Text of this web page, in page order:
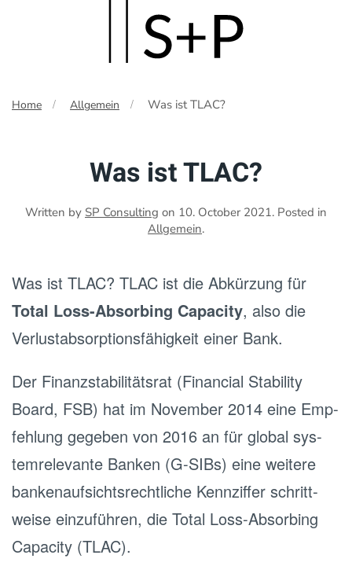
main
content
Home Allgemein Was ist TLAC?
Was ist TLAC?
Written by SP Consulting on 10. October 2021. Posted in
Allgemein.
Was ist TLAC? TLAC ist die Abkürzung für
Total Loss-Absorbing Capacity, also die
Verlustabsorptionsfähigkeit einer Bank.
Der Fi­nanz­sta­bi­li­täts­rat (Fi­nan­ci­al Sta­bi­li­ty
Board, FSB) hat im No­vem­ber 2014 eine Emp­
feh­lung gegeben von 2016 an für glo­bal sys­
tem­re­le­van­te Ban­ken (G-SIBs) eine wei­te­re
ban­ken­auf­sichts­recht­li­che Kenn­zif­fer schritt­
wei­se ein­zu­füh­ren, die Total Loss-Ab­sor­bing
Ca­pa­ci­ty (TLAC).